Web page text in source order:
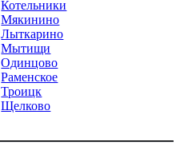
Котельники
Мякинино
Лыткарино
Мытищи
Одинцово
Раменское
Троицк
Щелково